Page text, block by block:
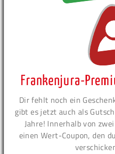
Frankenjura-
Dir fehlt noch ein
gibt es jetzt auch als
Jahre! Innerhalb von
einen Wert-Coupon, den